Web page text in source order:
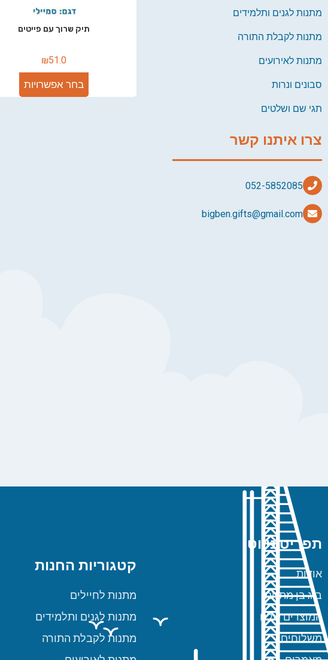
מתנות לגנים ותלמידים
מתנות לקבלת התורה
מתנות לאירועים
סבונים ונרות
תגי שם ושלטים
צרו איתנו קשר
bigben.gifts@gmail.com
תיק שרוך עם פייטים
₪51.0
בחר אפשרויות
תפריט ניווט
אודות
ביג בן מתנות
המוצרים שלנו
משלוחים
קטגוריות החנות
מתנות לחיילים
מתנות לגנים ותלמידים
מתנות לקבלת התורה